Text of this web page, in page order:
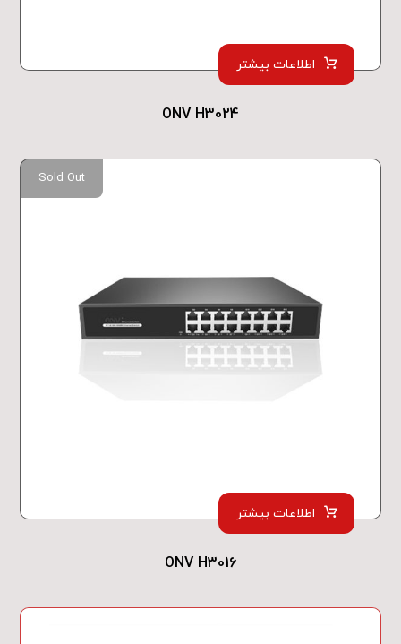
ONV H3024
اطلاعات بیشتر
ONV H3016
Sold Out
اطلاعات بیشتر